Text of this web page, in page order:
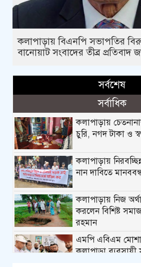
কলাপাড়ায় বিএনপি সভাপতির
বানোয়াট সংবাদের তীব্র প্রতিবাদ
সর্বশেষ
সর্বাধিক
কলাপাড়ায়
চুরি, নগদ টাকা ও
কলাপাড়ায়
নান দাবিতে
কলাপাড়ায় নিজ
করলেন বিশিষ্ট
রহমান
এমপি এবিএম
কলাপাড়া ব্যবসায়ী